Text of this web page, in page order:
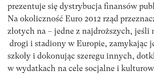
prezentuje się dystrybucja finansów
Na okoliczność Euro 2012 rząd
złotych na – jedne z najdroższych, jeśli
drogi i stadiony w Europie, zamykając
szkoły i dokonując szeregu innych,
w wydatkach na cele socjalne i